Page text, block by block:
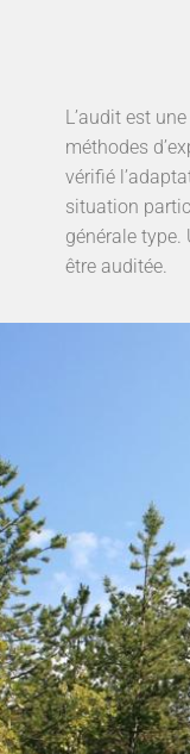
L’audit est
méthodes
vérifié
situation
générale type.
être auditée.